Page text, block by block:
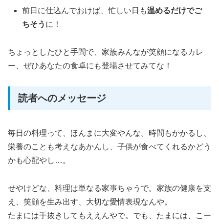
前日に仕込んでおけば、忙しい日も温めるだけでご
ちそう に！
ちょっとしたひと手間で、家族みんなが笑顔になるカレ
ー、ぜひあなたの食卓にも登場させてみてな！
読者へのメッセージ
毎日の料理って、ほんまに大変やんな。時間もかかるし、
栄養のことも考えなあかんし、子供が食べてくれるかどう
かも心配やし…。
せやけどな、料理は単なる家事ちゃうで。家族の健康を支
え、笑顔を生み出す、大切な愛情表現なんや。
たまには手抜きしてもええんやで。でも、たまには、こー